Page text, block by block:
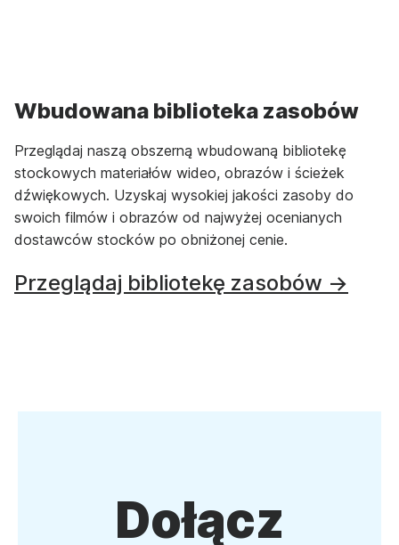
Wbudowana biblioteka zasobów
Przeglądaj naszą obszerną wbudowaną bibliotekę
stockowych materiałów wideo, obrazów i ścieżek
dźwiękowych. Uzyskaj wysokiej jakości zasoby do
swoich filmów i obrazów od najwyżej ocenianych
dostawców stocków po obniżonej cenie.
Przeglądaj bibliotekę zasobów →
Dołącz